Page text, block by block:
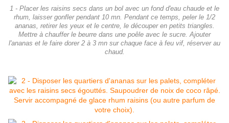
1 - Placer les raisins secs dans un bol avec un fond d'eau chaude et le
rhum, laisser gonfler pendant 10 mn. Pendant ce temps, peler le 1/2
ananas, retirer les yeux et le centre, le découper en petits triangles.
Mettre à chauffer le beurre dans une poêle avec le sucre. Ajouter
l'ananas et le faire dorer 2 à 3 mn sur chaque face à feu vif, réserver au
chaud.